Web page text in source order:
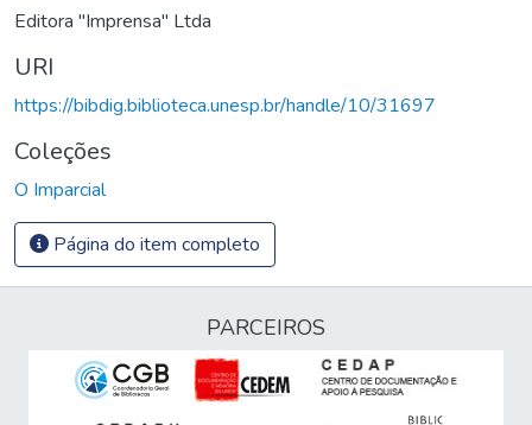
Editora "Imprensa" Ltda
URI
https://bibdig.biblioteca.unesp.br/handle/10/31697
Coleções
O Imparcial
Página do item completo
PARCEIROS